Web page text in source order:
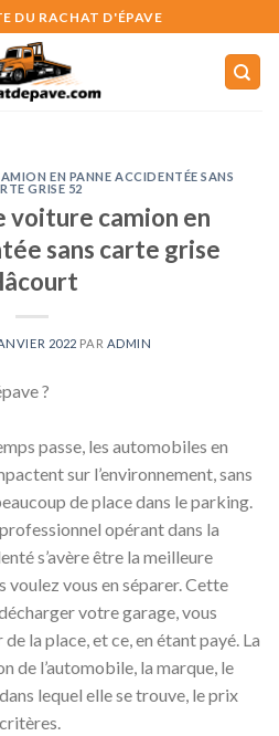
DU RACHAT D'ÉPAVE
EN PANNE ACCIDENTÉE SANS
GRISE 52
voiture camion en
sans carte grise
2022 PAR ADMIN
?
passe, les automobiles en
sur l’environnement, sans
de place dans le parking.
opérant dans la
s’avère être la meilleure
voulez vous en séparer. Cette
votre garage, vous
la place, et ce, en étant payé. La
de l’automobile, la marque, le
lequel elle se trouve, le prix